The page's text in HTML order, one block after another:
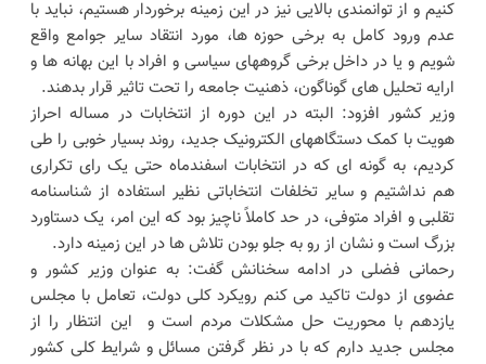
کنیم و از توانمندی بالایی نیز در این زمینه برخوردار هستیم، نباید با
عدم ورود کامل به برخی حوزه ها، مورد انتقاد سایر جوامع واقع
شویم و یا در داخل برخی گروههای سیاسی و افراد با این بهانه ها و
ارایه تحلیل های گوناگون، ذهنیت جامعه را تحت تاثیر قرار بدهند.
وزیر کشور افزود: البته در این دوره از انتخابات در مساله احراز
هویت با کمک دستگاههای الکترونیک جدید، روند بسیار خوبی را طی
کردیم، به گونه ای که در انتخابات اسفندماه حتی یک رای تکراری
هم نداشتیم و سایر تخلفات انتخاباتی نظیر استفاده از شناسنامه
تقلبی و افراد متوفی، در حد کاملاً ناچیز بود که این امر، یک دستاورد
بزرگ است و نشان از رو به جلو بودن تلاش ها در این زمینه دارد.
رحمانی فضلی در ادامه سخنانش گفت: به عنوان وزیر کشور و
عضوی از دولت تاکید می کنم رویکرد کلی دولت، تعامل با مجلس
یازدهم با محوریت حل مشکلات مردم است و این انتظار را از
مجلس جدید دارم که با در نظر گرفتن مسائل و شرایط کلی کشور